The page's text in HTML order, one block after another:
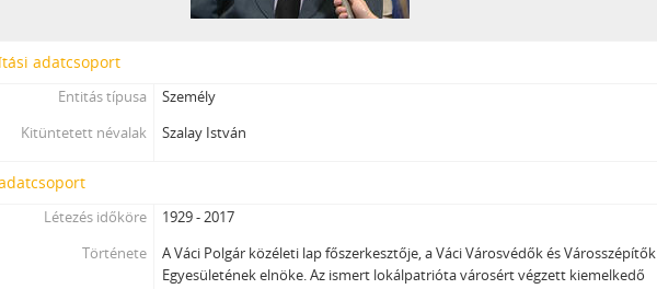
adatcsoport
Entitás típusa
Személy
Kitüntetett névalak
Szalay István
Létezés időköre
1929 - 2017
Története
A Váci Polgár közéleti lap főszerkesztője, a Váci Városvédők és Városszépítők
Egyesületének elnöke. Az ismert lokálpatrióta városért végzett kiemelkedő